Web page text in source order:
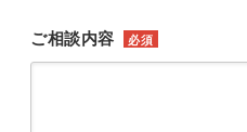
ご相談内容 必須